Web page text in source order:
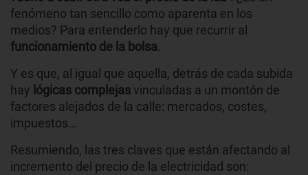
fenómeno tan sencillo como aparenta en los
medios? Para entenderlo hay que recurrir al
funcionamiento de la bolsa.
Y es que, al igual que aquella, detrás de cada subida
hay lógicas complejas vinculadas a un montón de
factores alejados de la calle: mercados, costes,
impuestos…
Resumiendo, las tres claves que están afectando al
incremento del precio de la electricidad son: